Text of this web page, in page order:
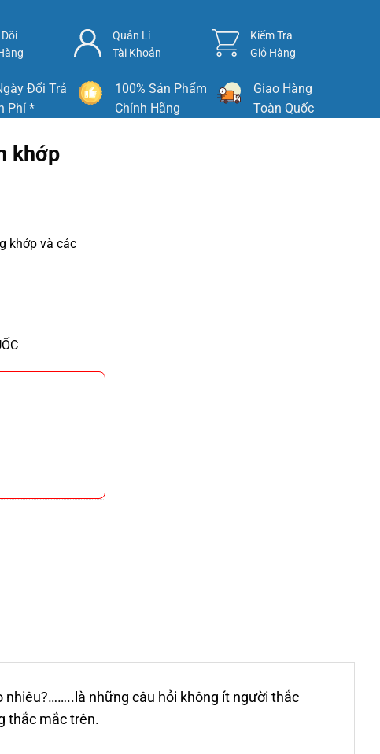
Quản Lí
Tài Khoản
Kiểm Tra
Giỏ Hàng
Đổi Trả
Phí *
100% Sản Phẩm
Chính Hãng
Giao Hàng
Toàn Quốc
khớp
khớp và các
nhiêu?……..là những câu hỏi không ít người thắc
thắc mắc trên.